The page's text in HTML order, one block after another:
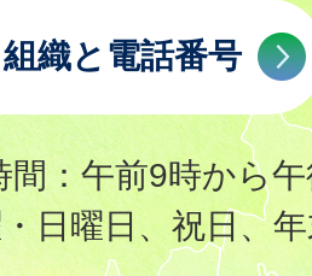
織と電話番号
間：午前9時から
日曜日、祝日、